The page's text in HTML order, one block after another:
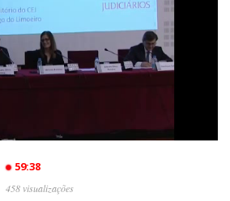
59:38
458 visualizações